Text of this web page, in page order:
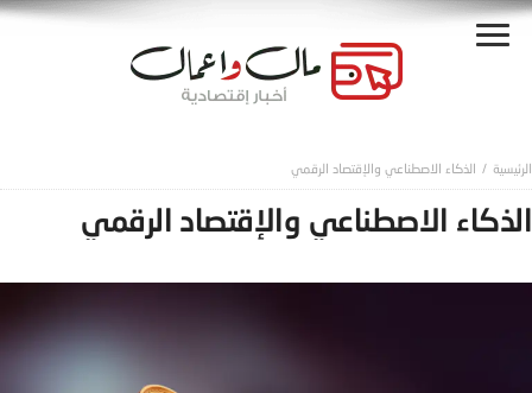
الذكاء الاصطناعي والإقتصاد الرقمي
الذكاء الاصطناعي والإقتصاد الرقمي